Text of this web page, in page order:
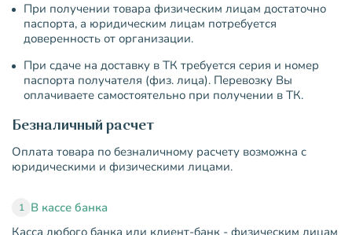
При получении товара физическим лицам достаточно
паспорта, а юридическим лицам потребуется
доверенность от организации.
При сдаче на доставку в ТК требуется серия и номер
паспорта получателя (физ. лица). Перевозку Вы
оплачиваете самостоятельно при получении в ТК.
Безналичный расчет
Оплата товара по безналичному расчету возможна с
юридическими и физическими лицами.
1 В кассе банка
Касса любого банка или клиент-банк - физическим лицам